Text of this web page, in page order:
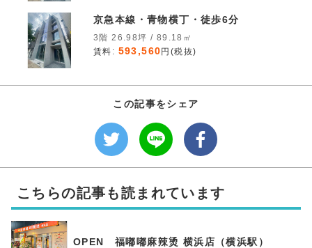
京急本線・青物横丁・徒歩6分
3階 26.98坪 / 89.18㎡
賃料: 593,560 円(税抜)
この記事をシェア
こちらの記事も読まれています
OPEN 福嘟嘟麻辣烫 横浜店（横浜駅）